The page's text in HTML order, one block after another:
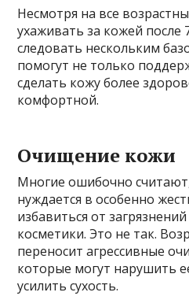
Несмотря на все
ухаживать за кожей после
следовать нескольким
помогут не только
сделать кожу более
комфортной.
Очищение кожи
Многие ошибочно
нуждается в особенно
избавиться от
косметики. Это не так.
переносит агрессивные
которые могут нарушить
усилить сухость.